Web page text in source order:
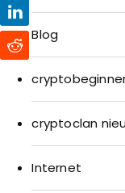
Blog
cryptoclan
Internet